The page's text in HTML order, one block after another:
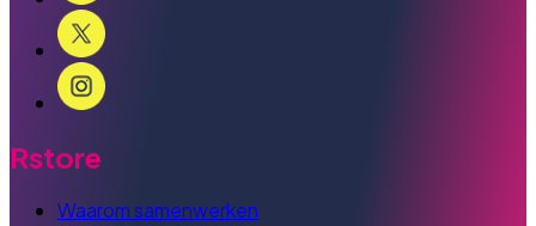
Rstore
Waarom samenwerken